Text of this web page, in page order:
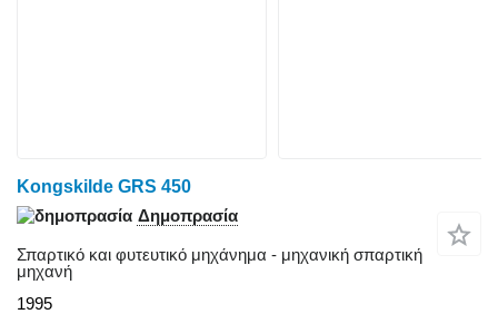
Kongskilde GRS 450
Δημοπρασία
Σπαρτικό και φυτευτικό μηχάνημα - μηχανική σπαρτική
μηχανή
1995